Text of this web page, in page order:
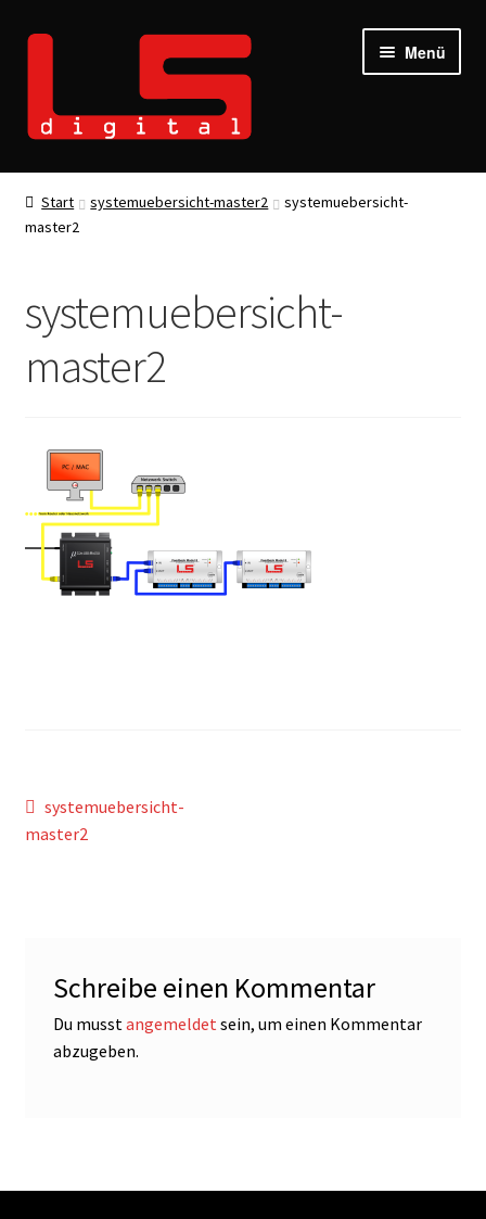
Zur
Zum
Menü
Start systemuebersicht-master2
systemuebersicht-
master2
systemuebersicht-
master2
Beitragsnavigation
Vorheriger
Beitrag:
systemuebersicht-
master2
Schreibe einen Kommentar
Du musstangemeldetsein, um einen Kommentar
abzugeben.